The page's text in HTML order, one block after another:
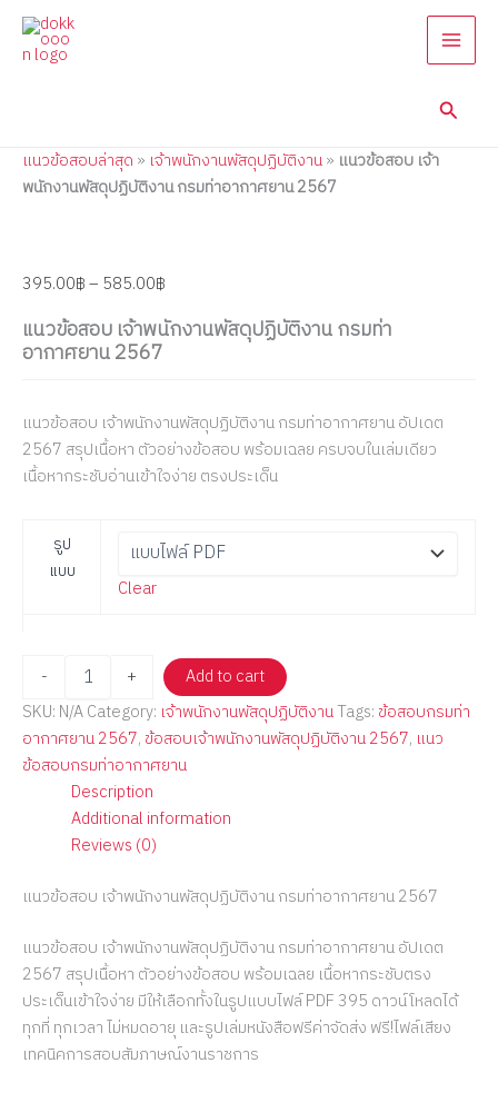
Skip
content
แนวข้อสอบล่าสุด » เจ้าพนักงานพัสดุปฏิบัติงาน» แนวข้อสอบ เจ้า
พนักงานพัสดุปฏิบัติงาน กรมท่าอากาศยาน 2567
395.00฿– 585.00฿
แนวข้อสอบ เจ้าพนักงานพัสดุปฏิบัติงาน กรมท่า
อากาศยาน 2567
แนวข้อสอบ เจ้าพนักงานพัสดุปฏิบัติงาน กรมท่าอากาศยาน อัปเดต
2567 สรุปเนื้อหา ตัวอย่างข้อสอบ พร้อมเฉลย ครบจบในเล่มเดียว
เนื้อหากระชับอ่านเข้าใจง่าย ตรงประเด็น
รูป
แบบ
Clear
-
ข้อสอบ
เจ้า
กรมท่า
อากาศยาน
+
Add to cart
SKU: N/ACategory: เจ้าพนักงานพัสดุปฏิบัติงานTags: ข้อสอบกรมท่า
อากาศยาน 2567, ข้อสอบเจ้าพนักงานพัสดุปฏิบัติงาน 2567, แนว
ข้อสอบกรมท่าอากาศยาน
Description
Additional information
Reviews (0)
แนวข้อสอบ เจ้าพนักงานพัสดุปฏิบัติงาน กรมท่าอากาศยาน 2567
แนวข้อสอบ เจ้าพนักงานพัสดุปฏิบัติงาน กรมท่าอากาศยาน อัปเดต
2567 สรุปเนื้อหา ตัวอย่างข้อสอบ พร้อมเฉลย เนื้อหากระชับตรง
ประเด็นเข้าใจง่าย มีให้เลือกทั้งในรูปแบบไฟล์ PDF 395 ดาวน์โหลดได้
ทุกที่ ทุกเวลา ไม่หมดอายุ และรูปเล่มหนังสือฟรีค่าจัดส่ง ฟรี!ไฟล์เสียง
เทคนิคการสอบสัมภาษณ์งานราชการ